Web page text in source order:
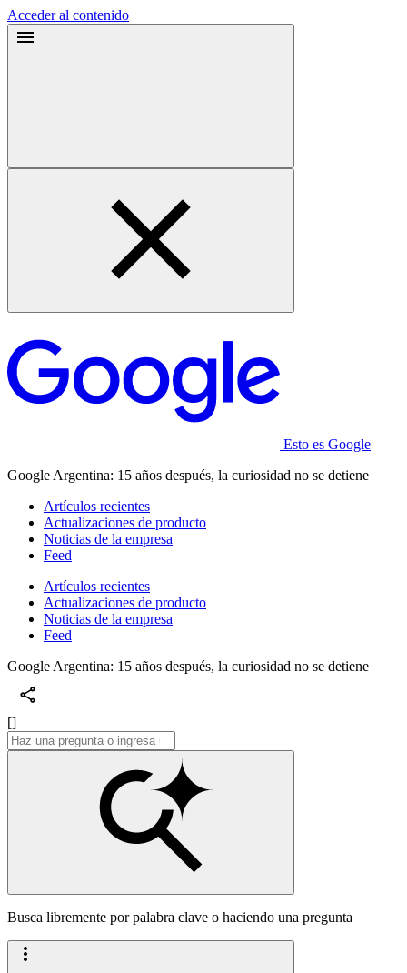
Acceder al contenido
Esto es Google
Google Argentina: 15 años después, la curiosidad no se detiene
Artículos recientes
Actualizaciones de producto
Noticias de la empresa
Feed
Artículos recientes
Actualizaciones de producto
Noticias de la empresa
Feed
Google Argentina: 15 años después, la curiosidad no se detiene
[]
Busca libremente por palabra clave o haciendo una pregunta